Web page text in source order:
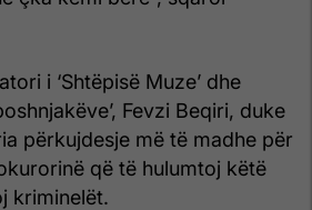
i ‘Shtëpisë Muze’ dhe
Fevzi Beqiri, duke
përkujdesje më të madhe për
që të hulumtoj këtë
kriminelët.